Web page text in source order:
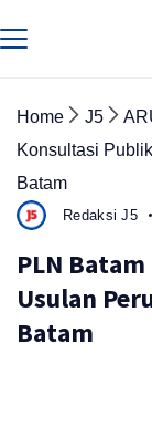
to
Home J5
Konsultasi
Batam
Redaksi J5
PLN
Usulan
Batam